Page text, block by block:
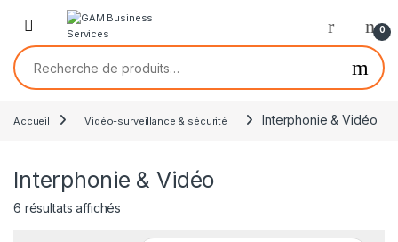
0
Accueil Vidéo-surveillance & sécurité Interphonie & Vidéo
Interphonie & Vidéo
6 résultats affichés